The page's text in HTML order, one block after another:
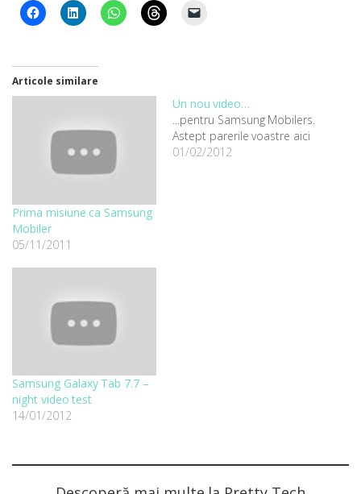
Articole similare
Prima misiune ca Samsung
Mobiler
05/11/2011
Un nou video…
...pentru Samsung Mobilers.
Astept parerile voastre aici
01/02/2012
Samsung Galaxy Tab 7.7 –
night video test
14/01/2012